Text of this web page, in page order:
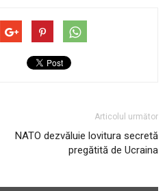
Articolul următor
NATO dezvăluie lovitura secretă
pregătită de Ucraina